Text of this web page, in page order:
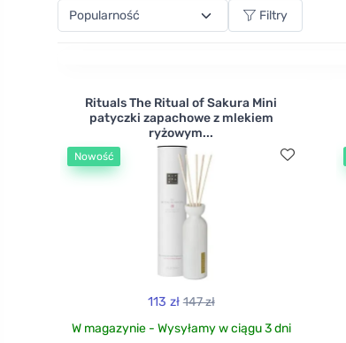
Filtry
Rituals The Ritual of Sakura Mini
patyczki zapachowe z mlekiem
ryżowym...
Nowość
113 zł 147 zł
W magazynie - Wysyłamy w ciągu 3 dni